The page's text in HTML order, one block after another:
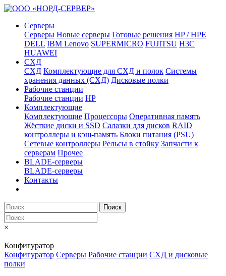
Серверы
Серверы Новые серверы Готовые решения HP / HPE
DELL IBM Lenovo SUPERMICRO FUJITSU H3C
HUAWEI
СХД
СХД Комплектующие для СХД и полок Системы
хранения данных (СХД) Дисковые полки
Рабочие станции
Рабочие станции HP
Комплектующие
Комплектующие Процессоры Оперативная память
Жёсткие диски и SSD Салазки для дисков RAID
контроллеры и кэш-память Блоки питания (PSU)
Сетевые контроллеры Рельсы в стойку Запчасти к
серверам Прочее
BLADE-серверы
BLADE-серверы
Контакты
Поиск
×
Конфигуратор
Конфигуратор Серверы Рабочие станции СХД и дисковые
полки